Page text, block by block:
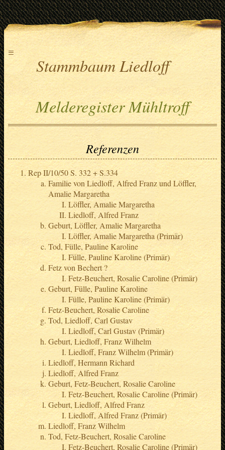
≡
Stammbaum Liedloff
Melderegister Mühltroff
Referenzen
Rep II/10/50 S. 332 + S.334
Familie von Liedloff, Alfred Franz und Löffler,
Amalie Margaretha
Löffler, Amalie Margaretha
Liedloff, Alfred Franz
Geburt, Löffler, Amalie Margaretha
Löffler, Amalie Margaretha (Primär)
Tod, Fülle, Pauline Karoline
Fülle, Pauline Karoline (Primär)
Fetz von Bechert ?
Fetz-Beuchert, Rosalie Caroline (Primär)
Geburt, Fülle, Pauline Karoline
Fülle, Pauline Karoline (Primär)
Fetz-Beuchert, Rosalie Caroline
Tod, Liedloff, Carl Gustav
Liedloff, Carl Gustav (Primär)
Geburt, Liedloff, Franz Wilhelm
Liedloff, Franz Wilhelm (Primär)
Liedloff, Hermann Richard
Liedloff, Alfred Franz
Geburt, Fetz-Beuchert, Rosalie Caroline
Fetz-Beuchert, Rosalie Caroline (Primär)
Geburt, Liedloff, Alfred Franz
Liedloff, Alfred Franz (Primär)
Liedloff, Franz Wilhelm
Tod, Fetz-Beuchert, Rosalie Caroline
Fetz-Beuchert, Rosalie Caroline (Primär)